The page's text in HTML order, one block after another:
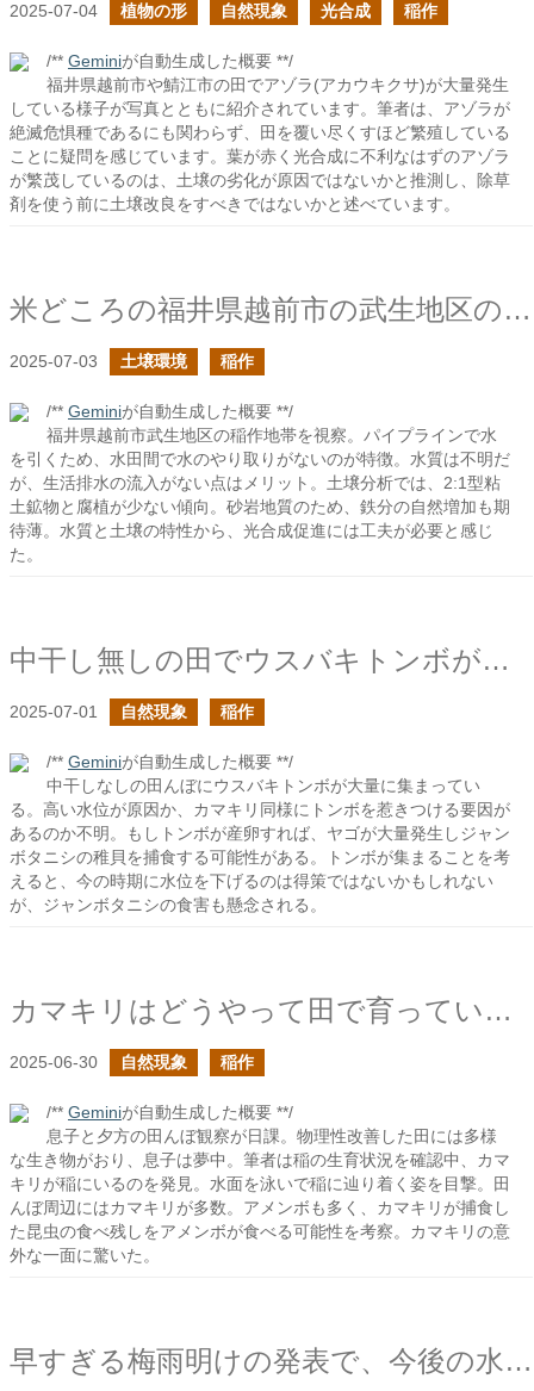
2025-07-04 植物の形 自然現象 光合成 稲作
/** Geminiが自動生成した概要 **/
福井県越前市や鯖江市の田でアゾラ(アカウキクサ)が大量発生
している様子が写真とともに紹介されています。筆者は、アゾラが
絶滅危惧種であるにも関わらず、田を覆い尽くすほど繁殖している
ことに疑問を感じています。葉が赤く光合成に不利なはずのアゾラ
が繁茂しているのは、土壌の劣化が原因ではないかと推測し、除草
剤を使う前に土壌改良をすべきではないかと述べています。
米どころの福井県越前市の武生地区の稲作
2025-07-03 土壌環境 稲作
/** Geminiが自動生成した概要 **/
福井県越前市武生地区の稲作地帯を視察。パイプラインで水
を引くため、水田間で水のやり取りがないのが特徴。水質は不明だ
が、生活排水の流入がない点はメリット。土壌分析では、2:1型粘
土鉱物と腐植が少ない傾向。砂岩地質のため、鉄分の自然増加も期
待薄。水質と土壌の特性から、光合成促進には工夫が必要と感じ
た。
中干し無しの田でウスバキトンボがたくさん集まっているような気がする
2025-07-01 自然現象 稲作
/** Geminiが自動生成した概要 **/
中干しなしの田んぼにウスバキトンボが大量に集まってい
る。高い水位が原因か、カマキリ同様にトンボを惹きつける要因が
あるのか不明。もしトンボが産卵すれば、ヤゴが大量発生しジャン
ボタニシの稚貝を捕食する可能性がある。トンボが集まることを考
えると、今の時期に水位を下げるのは得策ではないかもしれない
が、ジャンボタニシの食害も懸念される。
カマキリはどうやって田で育っているイネに移動するのだろう？
2025-06-30 自然現象 稲作
/** Geminiが自動生成した概要 **/
息子と夕方の田んぼ観察が日課。物理性改善した田には多様
な生き物がおり、息子は夢中。筆者は稲の生育状況を確認中、カマ
キリが稲にいるのを発見。水面を泳いで稲に辿り着く姿を目撃。田
んぼ周辺にはカマキリが多数。アメンボも多く、カマキリが捕食し
た昆虫の食べ残しをアメンボが食べる可能性を考察。カマキリの意
外な一面に驚いた。
早すぎる梅雨明けの発表で、今後の水害や干ばつが怖い